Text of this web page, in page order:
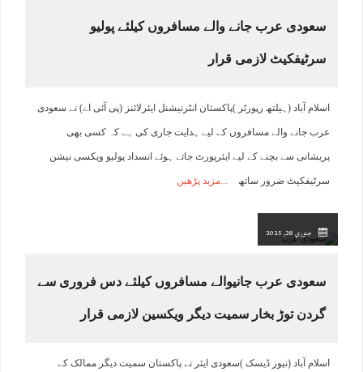
سعودی عرب جانے والے مسافروں کیلئے پولیو
سرٹیفکیٹ لازمی قرار
اسلام آباد (ہیلتھ رپورٹر )پاکستان انٹرنیشنل ایئرلائنز (پی آئی اے) نے سعودی
عرب جانے والے مسافروں کے لیے ہدایت جاری کی ہے کہ کسی بھی
پریشانی سے بچنے کے لیے ایئرپورٹ جاتے ہوئے انسداد پولیو ویکسی نیشن
سرٹیفکیٹ ضرور ساتھ مزید پڑھیں
جنوري 28, 2025
سعودی عرب جانیوالے مسافروں کیلئے دس فروری سے
گردن توڑ بخار سمیت دیگر ویکسین لازمی قرار
اسلام آباد (نیوز ڈیسک )سعودی ایئر نے پاکستان سمیت دیگر ممالک کے